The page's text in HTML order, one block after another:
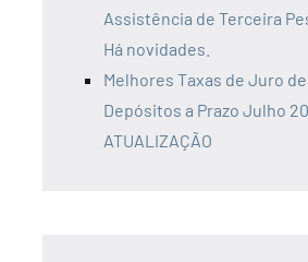
Assistência de Terceira
Há novidades.
Melhores Taxas de Juro de
Depósitos a Prazo Julho
ATUALIZAÇÃO